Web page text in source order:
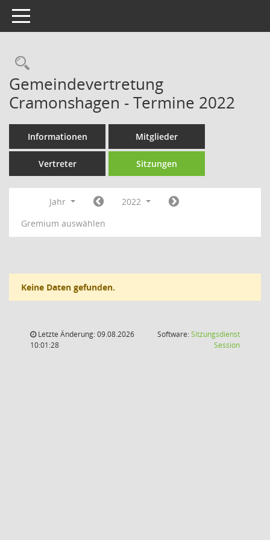
Toggle navigation
Rechercheauswahl
Gemeindevertretung
Cramonshagen - Termine 2022
Informationen Mitglieder
Vertreter Sitzungen
Jahr
2022
Gremium auswählen
Keine Daten gefunden.
Letzte Änderung: 09.08.2026
10:01:28
Software:Sitzungsdienst
Session(Wird in